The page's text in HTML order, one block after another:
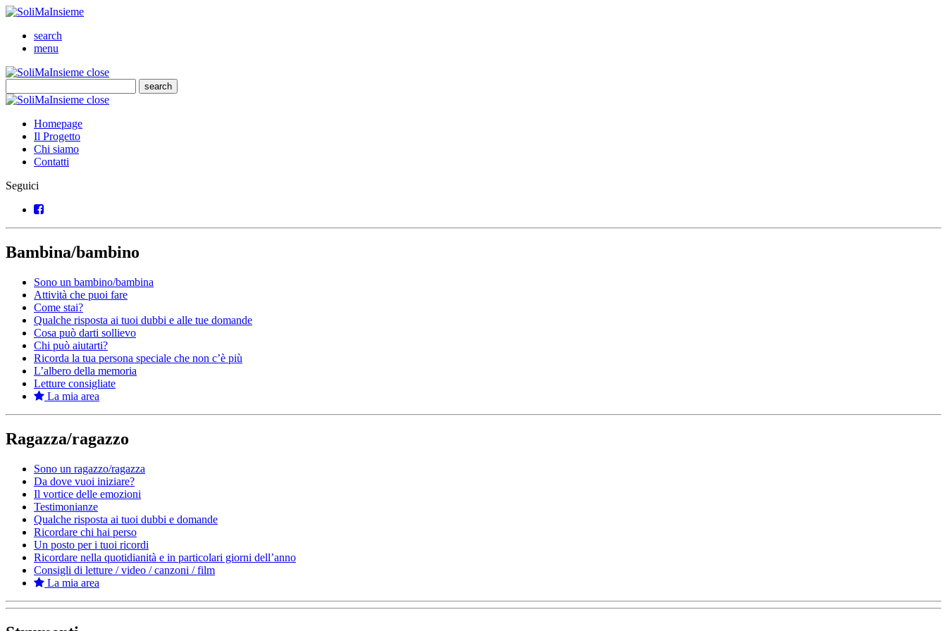
SoliMaInsieme
search
menu
SoliMaInsieme
closeClose
search
Cerca
SoliMaInsieme
closeClose
Homepage
Il Progetto
Chi siamo
Contatti
Seguici
Facebook
Bambina/bambino
Sono un bambino/bambina
Attività che puoi fare
Come stai?
Qualche risposta ai tuoi dubbi e alle tue domande
Cosa può darti sollievo
Chi può aiutarti?
Ricorda la tua persona speciale che non c’è più
L’albero della memoria
Letture consigliate
La mia area
Ragazza/ragazzo
Sono un ragazzo/ragazza
Da dove vuoi iniziare?
Il vortice delle emozioni
Testimonianze
Qualche risposta ai tuoi dubbi e domande
Ricordare chi hai perso
Un posto per i tuoi ricordi
Ricordare nella quotidianità e in particolari giorni dell’anno
Consigli di letture / video / canzoni / film
La mia area